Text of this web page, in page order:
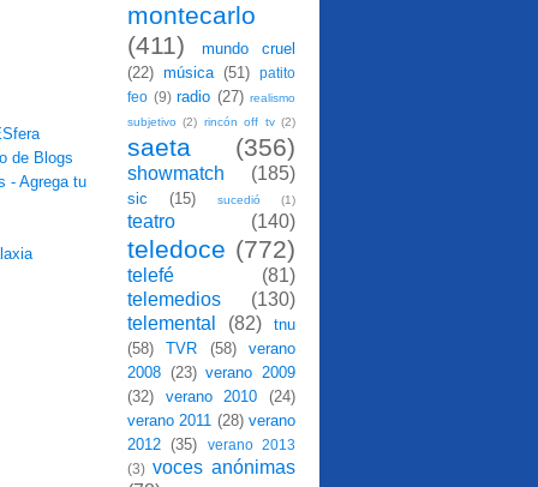
montecarlo
(411)
mundo cruel
(22) música (51)
patito
feo (9) radio (27) realismo
subjetivo (2) rincón off tv (2)
saeta (356)
showmatch (185)
sic (15) sucedió (1)
teatro (140)
teledoce (772)
telefé
(81)
telemedios
(130)
telemental
(82)
tnu
(58)
TVR (58)
verano
2008 (23) verano 2009
(32)
verano 2010
(24)
verano 2011 (28) verano
2012 (35)
verano 2013
(3) voces anónimas